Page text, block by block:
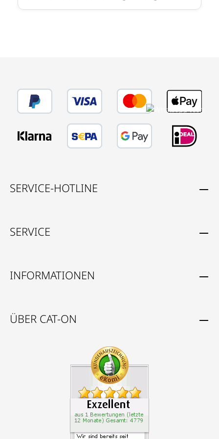
SERVICE-HOTLINE
SERVICE
INFORMATIONEN
ÜBER CAT-ON